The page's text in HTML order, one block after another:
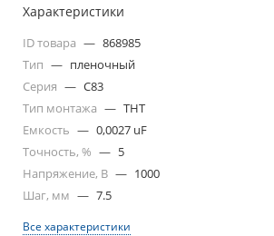
Характеристики
ID товара — 868985
Тип — пленочный
Серия — C83
Тип монтажа — THT
Емкость — 0,0027 uF
Точность, % — 5
Напряжение, В — 1000
Шаг, мм — 7.5
Все характеристики